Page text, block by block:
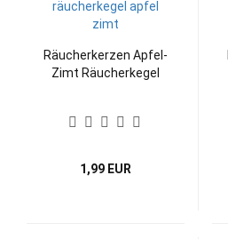
Räucherkerzen Apfel-
Zimt Räucherkegel
1,99 EUR